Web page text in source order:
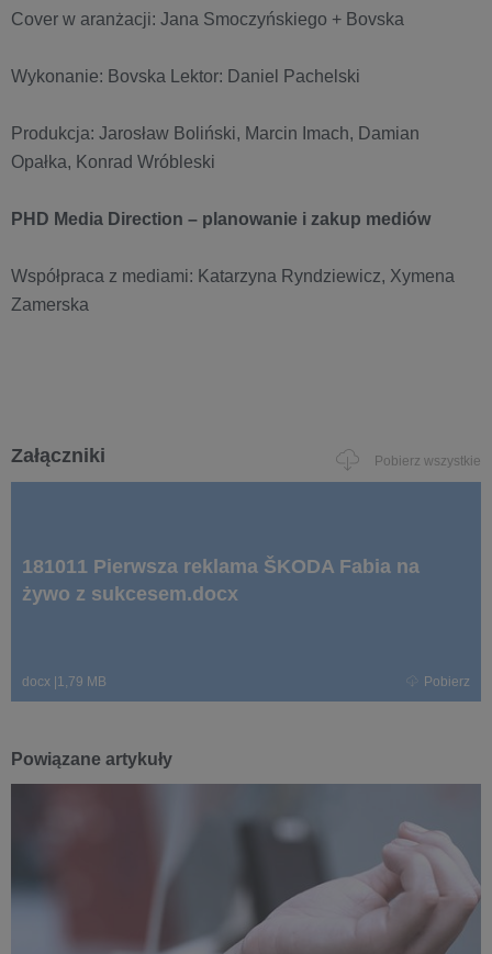
Cover w aranżacji: Jana Smoczyńskiego + Bovska
Wykonanie: Bovska Lektor: Daniel Pachelski
Produkcja: Jarosław Boliński, Marcin Imach, Damian
Opałka, Konrad Wróbleski
PHD Media Direction – planowanie i zakup mediów
Współpraca z mediami: Katarzyna Ryndziewicz, Xymena
Zamerska
Załączniki Pobierz wszystkie
181011 Pierwsza reklama ŠKODA Fabia na
żywo z sukcesem.docx
docx 1,79 MB Pobierz
Powiązane artykuły